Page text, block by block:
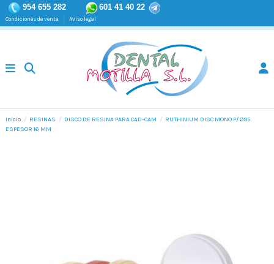
954 655 282 601 41 40 22
Condiciones de venta Aviso legal
Inicio RESINAS DISCO DE RESINA PARA CAD-CAM
RUTHINIUM DISC MONO.P/ Ø95
ESPESOR 16 MM